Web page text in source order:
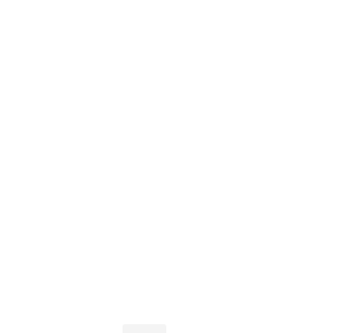
Masque en tissu
Homologué